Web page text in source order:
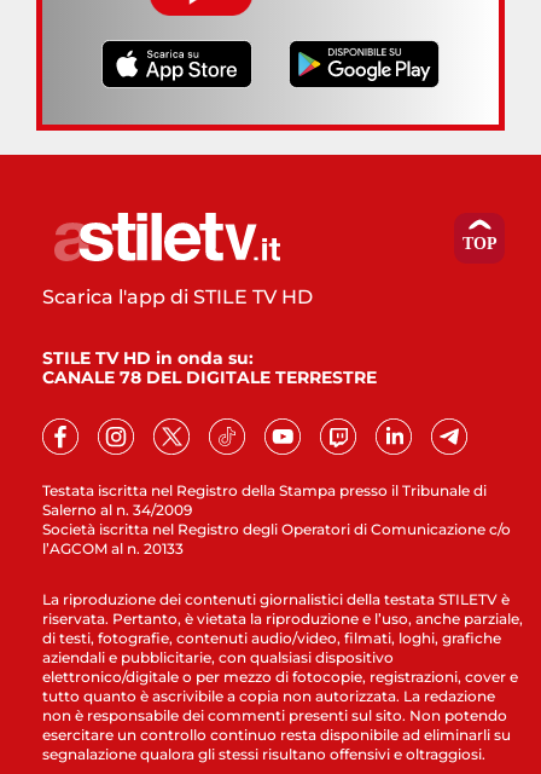
Testata iscritta nel Registro della Stampa presso il Tribunale di
Salerno al n. 34/2009
Società iscritta nel Registro degli Operatori di Comunicazione c/o
l’AGCOM al n. 20133
Scarica l'app di STILE TV HD
STILE TV HD in onda su:
CANALE 78 DEL DIGITALE TERRESTRE
La riproduzione dei contenuti giornalistici della testata STILETV è
riservata. Pertanto, è vietata la riproduzione e l’uso, anche parziale,
di testi, fotografie, contenuti audio/video, filmati, loghi, grafiche
aziendali e pubblicitarie, con qualsiasi dispositivo
elettronico/digitale o per mezzo di fotocopie, registrazioni, cover e
tutto quanto è ascrivibile a copia non autorizzata. La redazione
non è responsabile dei commenti presenti sul sito. Non potendo
esercitare un controllo continuo resta disponibile ad eliminarli su
segnalazione qualora gli stessi risultano offensivi e oltraggiosi.